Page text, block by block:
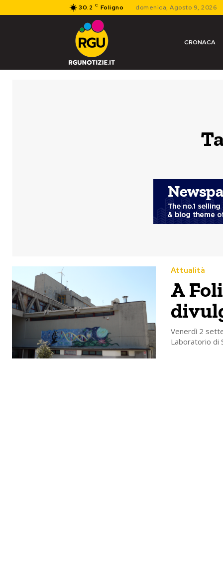
30.2 C Foligno domenica, Agosto 9, 2026
CRONACA
Attualità
A
Venerdì 2
Laboratorio di